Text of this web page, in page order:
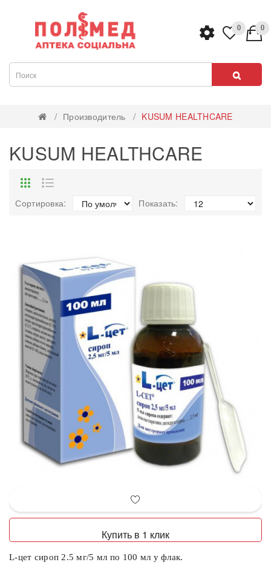
0 0
Производитель KUSUM HEALTHCARE
KUSUM HEALTHCARE
Сортировка: Показать:
Купить в 1 клик
L-цет сироп 2.5 мг/5 мл по 100 мл у флак.